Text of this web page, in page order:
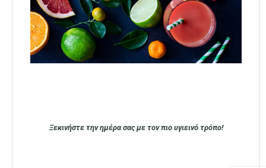
Ξεκινήστε την ημέρα σας με τον πιο υγιεινό τρόπο!